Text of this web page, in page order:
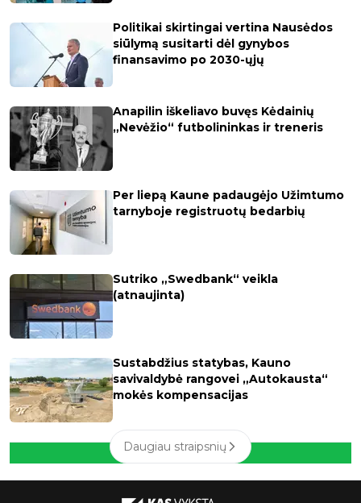
Politikai skirtingai vertina Nausėdos
siūlymą susitarti dėl gynybos
finansavimo po 2030-ųjų
Anapilin iškeliavo buvęs Kėdainių
„Nevėžio“ futbolininkas ir treneris
Per liepą Kaune padaugėjo Užimtumo
tarnyboje registruotų bedarbių
Sutriko „Swedbank“ veikla
(atnaujinta)
Sustabdžius statybas, Kauno
savivaldybė rangovei „Autokausta“
mokės kompensacijas
Daugiau straipsnių